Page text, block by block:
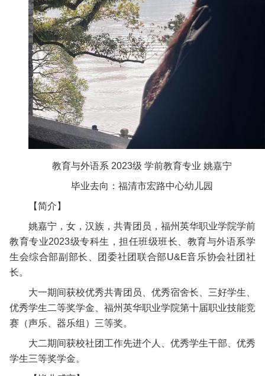
教育与外语系 2023级 学前教育专业 姚嘉宁
毕业去向：福清市宏路中心幼儿园
【简介】
姚嘉宁，女，汉族，共青团员，福州英华职业学院学前
教育专业2023级专科生，担任班级班长、教育与外语系学
生会综合部副部长、团委社团联合部U&E音乐协会社团社
长。
大一期间获校优秀共青团员、优秀宿舍长、三好学生、
优秀学生二等奖学金、福州英华职业学院第十届职业技能竞
赛（声乐、器乐组）三等奖。
大二期间获校社团工作先进个人、优秀学生干部、优秀
学生三等奖学金。